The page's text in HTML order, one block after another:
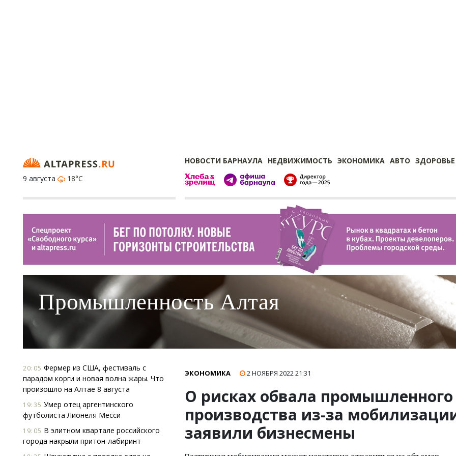
НОВОСТИ БАРНАУЛА НЕДВИЖИМОСТЬ ЭКОНОМИКА АВТО ЗДОРОВЬЕ
9 августа
18°C
Промышленность Алтая
20:05 Фермер из США, фестиваль с
парадом корги и новая волна жары. Что
произошло на Алтае 8 августа
19:35 Умер отец аргентинского
футболиста Лионеля Месси
19:05 В элитном квартале российского
города накрыли притон-лабиринт
ЭКОНОМИКА 2 НОЯБРЯ 202221:31
О рисках обвала промышленного
производства из-за
заявили бизнесмены